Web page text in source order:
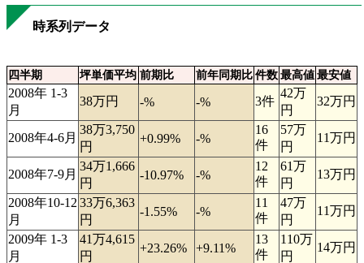
時系列データ
四半期 坪単価平均 前期比 前年同期比件数最高値最安値
2008年 1-3
月
38万円 -% -% 3件
42万
円
32万円
2008年4-6月
38万3,750
円
+0.99% -%
16
件
57万
円
11万円
2008年7-9月
34万1,666
円
-10.97% -%
12
件
61万
円
13万円
2008年10-12
月
33万6,363
円
-1.55% -%
11
件
47万
円
11万円
2009年 1-3
月
41万4,615
円
+23.26% +9.11%
13
件
110万
円
14万円